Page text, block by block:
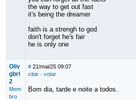
the way to get out fast
it's being the dreamer
faith is a strengh to god
don't forget he's fair
he is only one
Oliv
gbrl
2
Mem
bro
# 21/mai/25 09:07
citar· votar
Bom dia, tarde e noite a todos.